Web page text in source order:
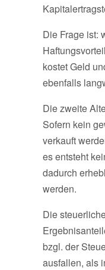
Die Frage ist:
kostet Geld
ebenfalls
Die zweite
Sofern kein
verkauft
es entsteht
dadurch
werden.
Die
bzgl. der
ausfallen, als